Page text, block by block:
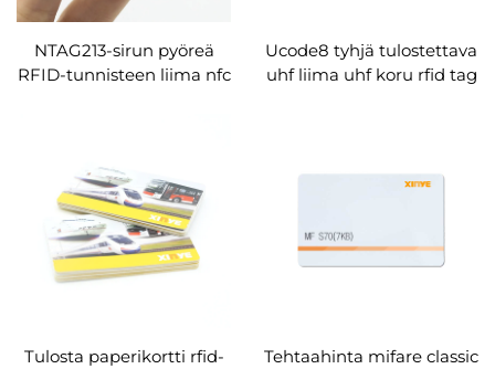
NTAG213-sirun pyöreä
RFID-tunnisteen liima nfc
Ucode8 tyhjä tulostettava
uhf liima uhf koru rfid tag
Tulosta paperikortti rfid-
Tehtaahinta mifare classic